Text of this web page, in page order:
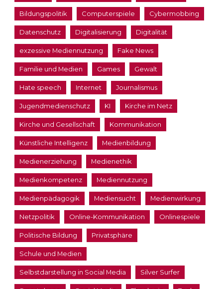
Bildungspolitik Computerspiele Cybermobbing
Datenschutz Digitalisierung Digitalität
exzessive Mediennutzung Fake News
Familie und Medien Games Gewalt
Hate speech Internet Journalismus
Jugendmedienschutz KI Kirche im Netz
Kirche und Gesellschaft Kommunikation
Künstliche Intelligenz Medienbildung
Medienerziehung Medienethik
Medienkompetenz Mediennutzung
Medienpädagogik Mediensucht Medienwirkung
Netzpolitik Online-Kommunikation Onlinespiele
Politische Bildung Privatsphäre
Schule und Medien
Selbstdarstellung in Social Media Silver Surfer